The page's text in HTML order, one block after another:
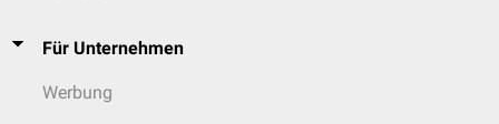
Für Unternehmen
Werbung